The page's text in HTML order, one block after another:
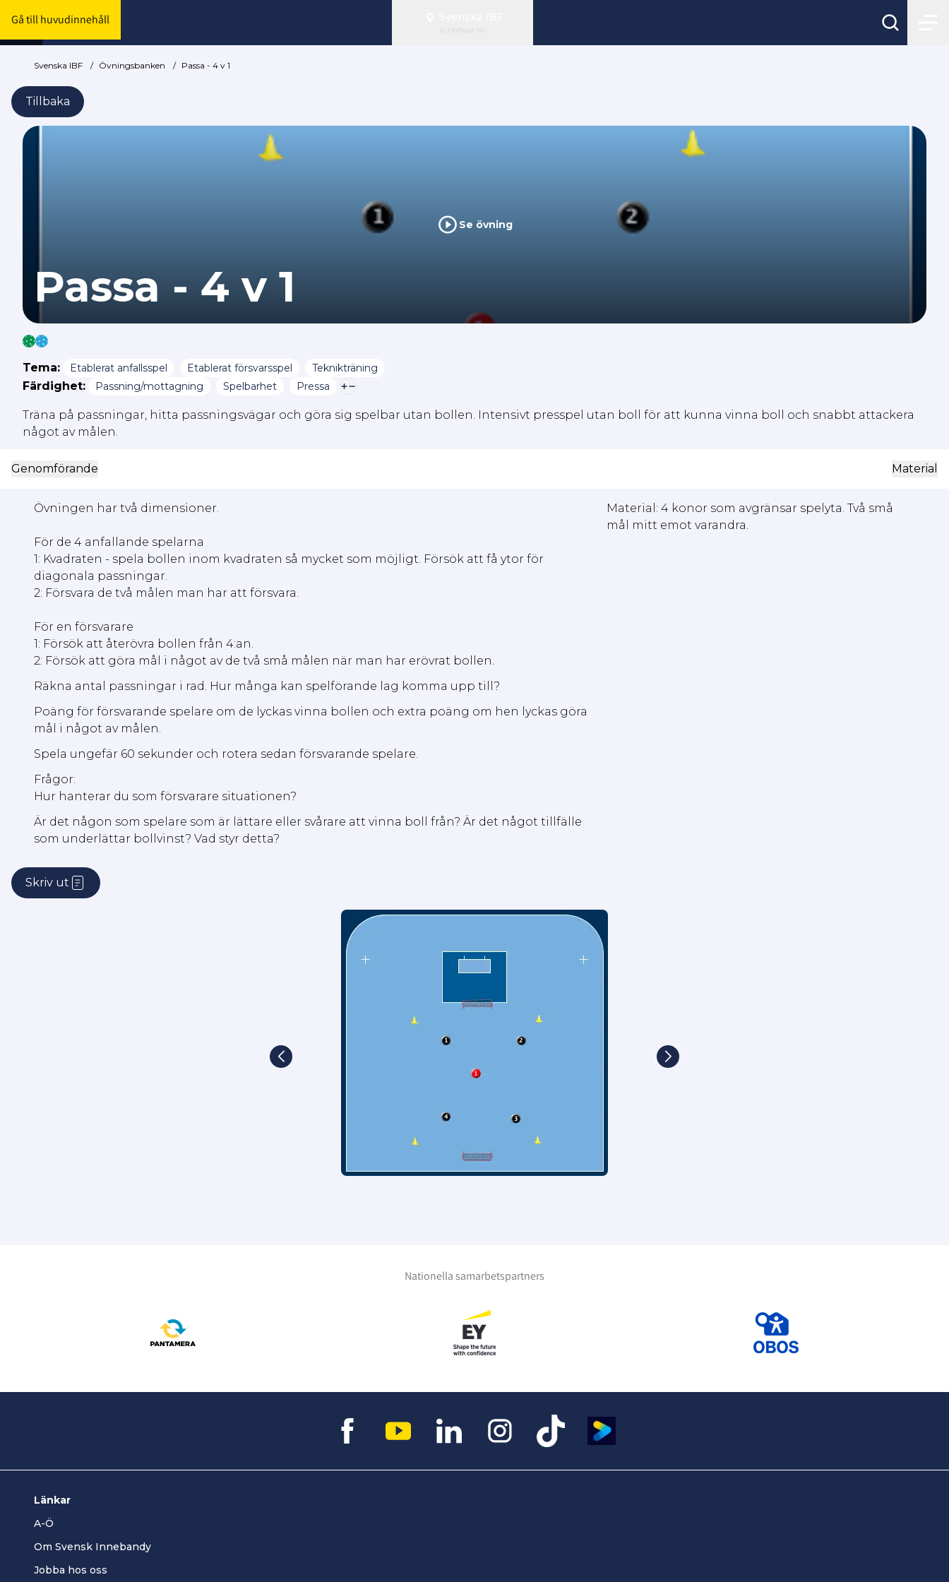
Gå till huvudinnehåll
Byt förbund här
Svenska IBF / Övningsbanken / Passa - 4 v 1
Tillbaka
Se övning
Passa - 4 v 1
Tema: Etablerat anfallsspel Etablerat försvarsspel Teknikträning
Färdighet: Passning/mottagning Spelbarhet Pressa
Träna på passningar, hitta passningsvägar och göra sig spelbar utan bollen. Intensivt presspel utan boll för att kunna vinna boll och snabbt attackera
något av målen.
Genomförande Material
Övningen har två dimensioner.
För de 4 anfallande spelarna
1: Kvadraten - spela bollen inom kvadraten så mycket som möjligt. Försök att få ytor för
diagonala passningar.
2: Försvara de två målen man har att försvara.
För en försvarare
1: Försök att återövra bollen från 4:an.
2: Försök att göra mål i något av de två små målen när man har erövrat bollen.
Räkna antal passningar i rad. Hur många kan spelförande lag komma upp till?
Poäng för försvarande spelare om de lyckas vinna bollen och extra poäng om hen lyckas göra
mål i något av målen.
Spela ungefär 60 sekunder och rotera sedan försvarande spelare.
Frågor:
Hur hanterar du som försvarare situationen?
Är det någon som spelare som är lättare eller svårare att vinna boll från? Är det något tillfälle
som underlättar bollvinst? Vad styr detta?
Material: 4 konor som avgränsar spelyta. Två små
mål mitt emot varandra.
Skriv ut
Nationella samarbetspartners
Länkar
A-Ö
Om Svensk Innebandy
Jobba hos oss